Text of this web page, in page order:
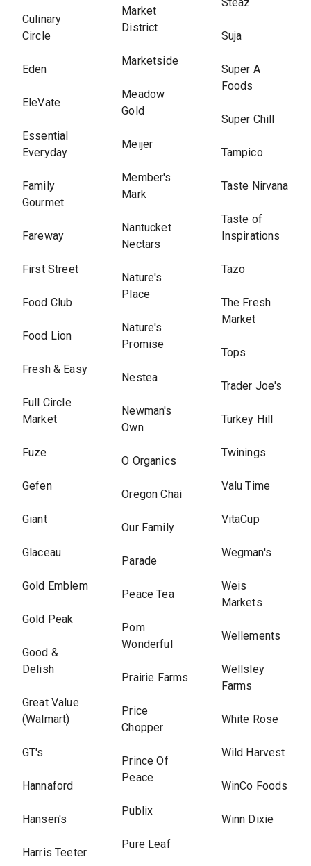
Culinary
Circle
Eden
EleVate
Essential
Everyday
Family
Gourmet
Fareway
First Street
Food Club
Food Lion
Fresh & Easy
Full Circle
Market
Fuze
Gefen
Giant
Glaceau
Gold Emblem
Gold Peak
Good &
Delish
Great Value
(Walmart)
GT's
Hannaford
Hansen's
Harris Teeter
Market
District
Marketside
Meadow
Gold
Meijer
Member's
Mark
Nantucket
Nectars
Nature's
Place
Nature's
Promise
Nestea
Newman's
Own
O Organics
Oregon Chai
Our Family
Parade
Peace Tea
Pom
Wonderful
Prairie Farms
Price
Chopper
Prince Of
Peace
Publix
Pure Leaf
Suja
Super A
Foods
Super Chill
Tampico
Taste Nirvana
Taste of
Inspirations
Tazo
The Fresh
Market
Tops
Trader Joe's
Turkey Hill
Twinings
Valu Time
VitaCup
Wegman's
Weis
Markets
Wellements
Wellsley
Farms
White Rose
Wild Harvest
WinCo Foods
Winn Dixie